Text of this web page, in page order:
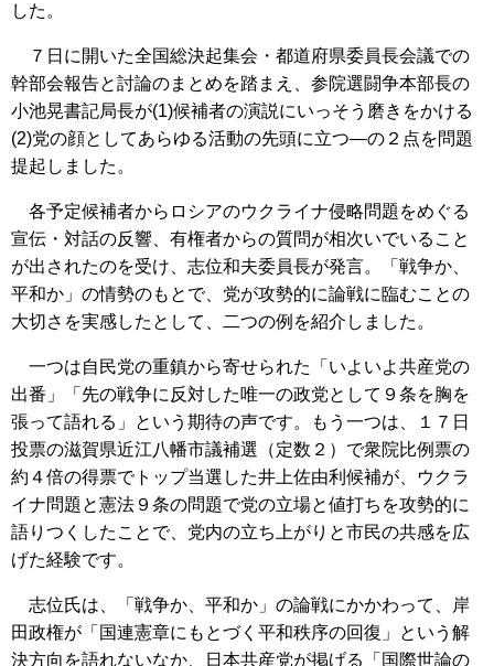
した。
７日に開いた全国総決起集会・都道府県委員長会議での
幹部会報告と討論のまとめを踏まえ、参院選闘争本部長の
小池晃書記局長が(1)候補者の演説にいっそう磨きをかける
(2)党の顔としてあらゆる活動の先頭に立つ―の２点を問題
提起しました。
各予定候補者からロシアのウクライナ侵略問題をめぐる
宣伝・対話の反響、有権者からの質問が相次いでいること
が出されたのを受け、志位和夫委員長が発言。「戦争か、
平和か」の情勢のもとで、党が攻勢的に論戦に臨むことの
大切さを実感したとして、二つの例を紹介しました。
一つは自民党の重鎮から寄せられた「いよいよ共産党の
出番」「先の戦争に反対した唯一の政党として９条を胸を
張って語れる」という期待の声です。もう一つは、１７日
投票の滋賀県近江八幡市議補選（定数２）で衆院比例票の
約４倍の得票でトップ当選した井上佐由利候補が、ウクラ
イナ問題と憲法９条の問題で党の立場と値打ちを攻勢的に
語りつくしたことで、党内の立ち上がりと市民の共感を広
げた経験です。
志位氏は、「戦争か、平和か」の論戦にかかわって、岸
田政権が「国連憲章にもとづく平和秩序の回復」という解
決方向を語れないなか、日本共産党が掲げる「国際世論の